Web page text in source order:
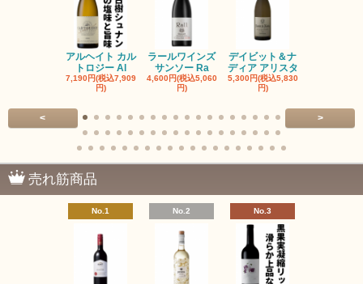
アルヘイト カル
トロジー Al
7,190円(税込7,909
円)
ラールワインズ
サンソー Ra
4,600円(税込5,060
円)
デイビット＆ナ
ディア アリスタ
5,300円(税込5,830
円)
< >
売れ筋商品
No.1 No.2 No.3